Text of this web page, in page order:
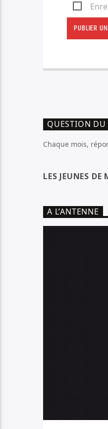
QUESTION
Chaque mois,
LES JEUNES
A L’ANTENNE